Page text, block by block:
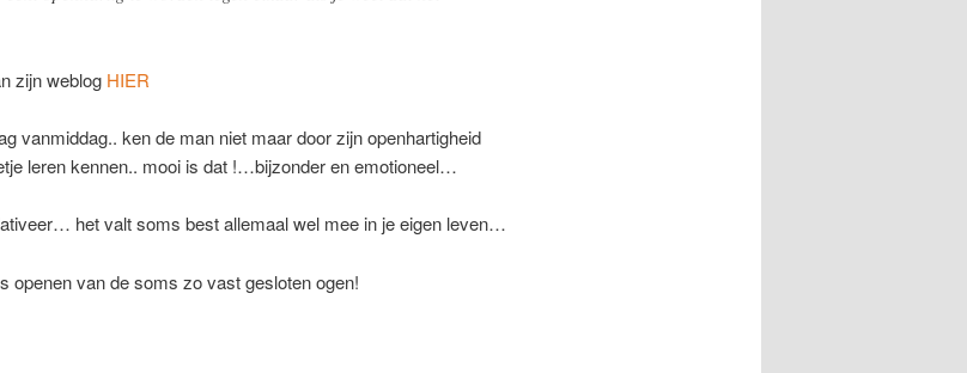
zijn weblog HIER
vanmiddag.. ken de man niet maar door zijn openhartigheid
leren kennen.. mooi is dat !…bijzonder en emotioneel…
het valt soms best allemaal wel mee in je eigen leven…
openen van de soms zo vast gesloten ogen!